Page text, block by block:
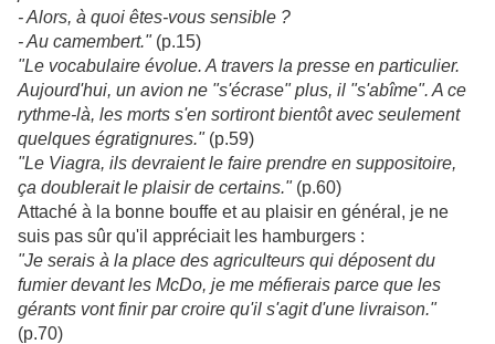
- Alors, à quoi êtes-vous sensible ?
- Au camembert."(p.15)
"Le vocabulaire évolue. A travers la presse en particulier.
Aujourd'hui, un avion ne "s'écrase" plus, il "s'abîme". A ce
rythme-là, les morts s'en sortiront bientôt avec seulement
quelques égratignures."(p.59)
"Le Viagra, ils devraient le faire prendre en suppositoire,
ça doublerait le plaisir de certains."(p.60)
Attaché à la bonne bouffe et au plaisir en général, je ne
suis pas sûr qu'il appréciait les hamburgers :
"Je serais à la place des agriculteurs qui déposent du
fumier devant les McDo, je me méfierais parce que les
gérants vont finir par croire qu'il s'agit d'une livraison."
(p.70)